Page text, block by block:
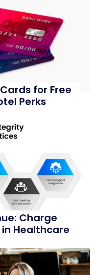
for Free
Perks
Charge
Healthcare